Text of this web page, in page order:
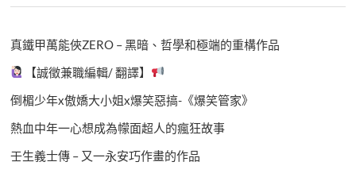
真鐵甲萬能俠ZERO – 黑暗、哲學和極端的重構作品
【誠徵兼職編輯/ 翻譯】
倒楣少年x傲嬌大小姐x爆笑惡搞-《爆笑管家》
熱血中年一心想成為幪面超人的瘋狂故事
壬生義士傳 – 又一永安巧作畫的作品